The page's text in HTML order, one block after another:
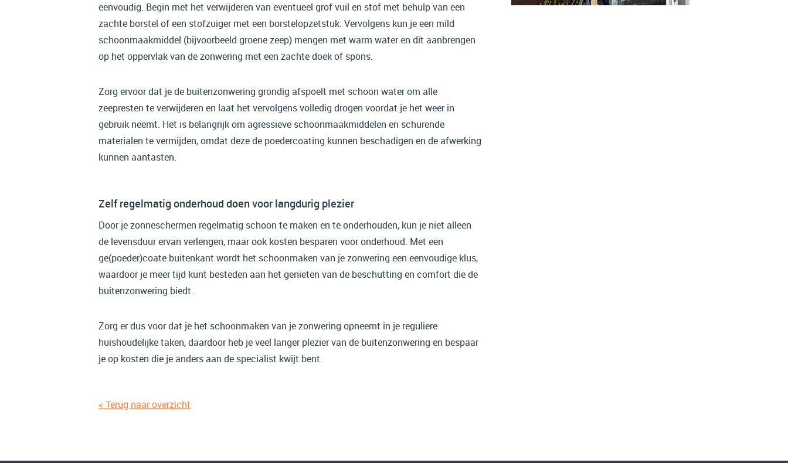
eenvoudig. Begin met het verwijderen van eventueel grof vuil en stof met behulp van een
zachte borstel of een stofzuiger met een borstelopzetstuk. Vervolgens kun je een mild
schoonmaakmiddel (bijvoorbeeld groene zeep) mengen met warm water en dit aanbrengen
op het oppervlak van de zonwering met een zachte doek of spons.
Zorg ervoor dat je de buitenzonwering grondig afspoelt met schoon water om alle
zeepresten te verwijderen en laat het vervolgens volledig drogen voordat je het weer in
gebruik neemt. Het is belangrijk om agressieve schoonmaakmiddelen en schurende
materialen te vermijden, omdat deze de poedercoating kunnen beschadigen en de afwerking
kunnen aantasten.
Zelf regelmatig onderhoud doen voor langdurig plezier
Door je zonneschermen regelmatig schoon te maken en te onderhouden, kun je niet alleen
de levensduur ervan verlengen, maar ook kosten besparen voor onderhoud. Met een
ge(poeder)coate buitenkant wordt het schoonmaken van je zonwering een eenvoudige klus,
waardoor je meer tijd kunt besteden aan het genieten van de beschutting en comfort die de
buitenzonwering biedt.
Zorg er dus voor dat je het schoonmaken van je zonwering opneemt in je reguliere
huishoudelijke taken, daardoor heb je veel langer plezier van de buitenzonwering en bespaar
je op kosten die je anders aan de specialist kwijt bent.
< Terug naar overzicht